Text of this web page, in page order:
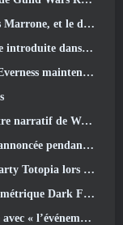
des jeux et de l'avenir de Cryptic.
acte de Valorant
maintenant
un nouveau short d'anime
2.8 Programme spécial
Lance le recrutement bêta
des sans couronne
de l’Université Maple »